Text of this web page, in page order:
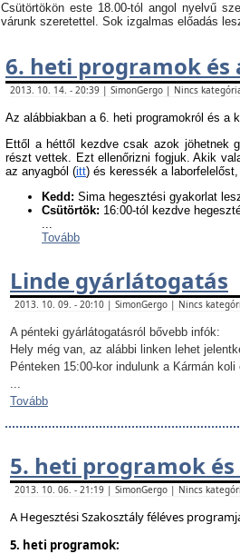
Csütörtökön este 18.00-tól angol nyelvű
várunk szeretettel. Sok izgalmas előadás
6. heti programok és
2013. 10. 14. - 20:39 | SimonGergo | Nincs
Az alábbiakban a 6. heti programokról és a
Ettől a héttől kezdve csak azok jöhetnek
részt vettek. Ezt ellenőrizni fogjuk. Akik
az anyagból (itt) és keressék a
Kedd: Sima hegesztési gyakorlat
Csütörtök: 16:00-tól kezdve
...
Tovább
Linde gyárlátogatás
2013. 10. 09. - 20:10 | SimonGergo | Nincs
A pénteki gyárlátogatásról bővebb infók:
Hely még van, az alábbi linken lehet
Pénteken 15:00-kor indulunk a Kármán
...
Tovább
5. heti programok
2013. 10. 06. - 21:19 | SimonGergo | Nincs
A Hegesztési Szakosztály féléves
5. heti programok: